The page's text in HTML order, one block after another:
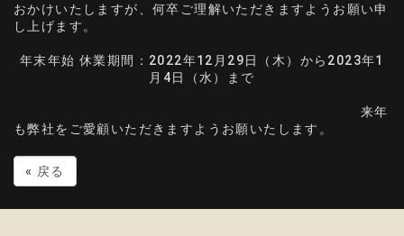
おかけいたしますが、何卒ご理解いただきますようお願い申
し上げます。
年末年始 休業期間：2022年12月29日（木）から2023年1
月4日（水）まで
来年
も弊社をご愛顧いただきますようお願いたします。
« 戻る